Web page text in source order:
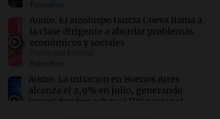
15:28 Sociedad
Rompió el silencio: qué dijo Pablo Moyano
sobre la detención de su hermano
“Cuando uno recibe un legado, la gente te
prejuzga”: Germain habló a corazón abierto
Episodios
Audio. El alzobispo García Cueva llama a
la clase dirigente a abordar problemas
económicos y sociales
Episodios
Audio. La inflación en Buenos Aires
alcanza el 2,9% en julio, generando
incertidumbre sobre el IPC nacional